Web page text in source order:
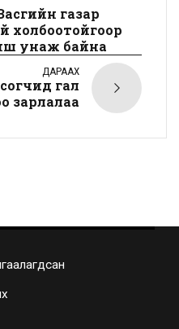
газар
холбоотойгоор
унаж байна
ДАРААХ
гал
зарлалаа